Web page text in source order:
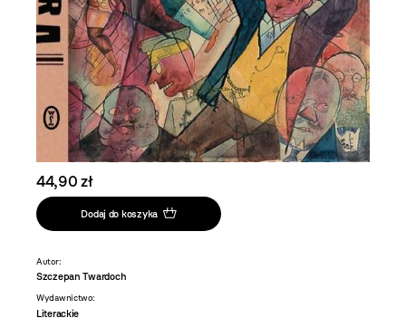
44,90 zł
Dodaj do koszyka
Autor:
Szczepan Twardoch
Wydawnictwo:
Literackie